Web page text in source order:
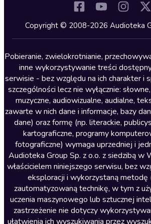
Kryminały
Lektury szkolne
Literatura anglojęzyczna
Literatura faktu
Literatura obyczajowa
Literatura piękna obca
Literatura piękna polska
Nagrania relaksacyjne
Nauka języków
Nauki humanistyczne
Podcasty i audycje
Polityka
Copyright © 2008-2026 Audioteka
Pobieranie, zwielokrotnianie,
inne wykorzystywanie treści
serwisie - bez względu na ich charakter i
szczególności lecz nie wyłącznie:
muzyczne, audiowizualne, audialne,
zawarte w nich dane i informacje, bazy
dane) oraz formę (np. literackie,
kartograficzne, programy
fotograficzne) wymaga uprzedniej i
Audioteka Group Sp. z o.o. z siedzibą w
właścicielem niniejszego serwisu, bez
eksploracji i wykorzystaną metodę
zautomatyzowaną technikę, w tym z
uczenia maszynowego lub sztucznej
zastrzeżenie nie dotyczy
ułatwienia ich wyszukiwania przez